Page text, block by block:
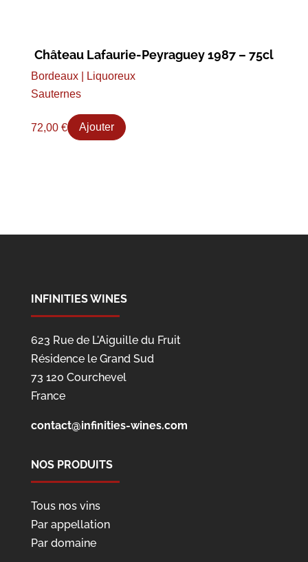
Château Lafaurie-Peyraguey 1987 – 75cl
Bordeaux | Liquoreux
Sauternes
72,00 € Ajouter
INFINITIES WINES
623 Rue de L'Aiguille du Fruit
Résidence le Grand Sud
73 120 Courchevel
France
contact@infinities-wines.com
NOS PRODUITS
Tous nos vins
Par appellation
Par domaine